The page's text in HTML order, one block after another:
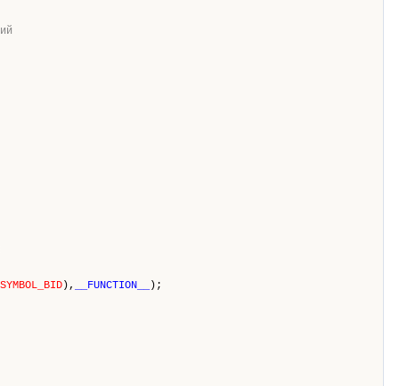
SYMBOL_BID ), __FUNCTION__
);